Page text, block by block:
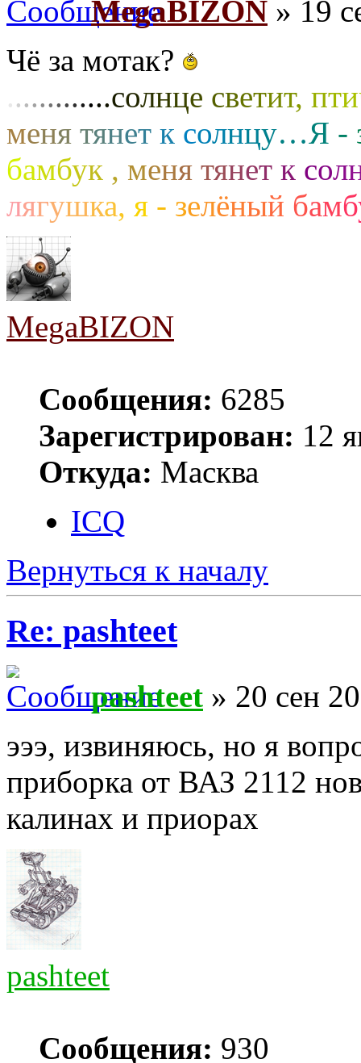
MegaBIZON » 19
Чё за мотак?
............солнце светит, пти
меня тянет к солнцу…Я -
бамбук , меня тянет к сол
лягушка, я - зелёный бамб
MegaBIZON
Сообщения: 6285
Зарегистрирован: 12
Откуда: Масква
ICQ
Вернуться к началу
Re: pashteet
pashteet » 20 сен
эээ, извиняюсь, но я
приборка от ВАЗ 2112
калинах и приорах
pashteet
Сообщения: 930